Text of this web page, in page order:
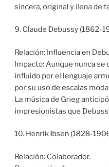
sincera, original y llena de
9. Claude Debussy (1862-
Relación: Influencia en
Impacto: Aunque nunca se
influido por el lenguaje
por su uso de escalas
La música de Grieg
impresionistas que
10. Henrik Ibsen (1828-
Relación: Colaborador.